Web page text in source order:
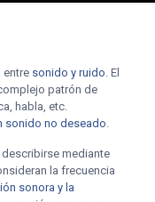
entre sonido y ruido. El
patrón de
habla, etc.
sonido no deseado.
mediante
la frecuencia
sonora y la